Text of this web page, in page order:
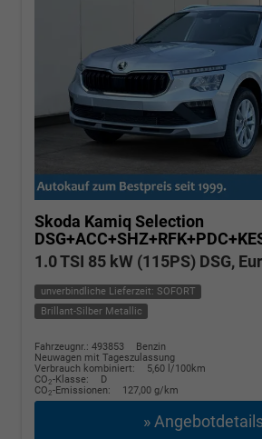
Skoda Kamiq Selection
1.0 TSI 85 kW (115PS) DSG,
unverbindliche Lieferzeit: SOFORT
Brillant-Silber Metallic
Fahrzeugnr.: 493853
Benzin
Neuwagen mit Tageszulassung
Verbrauch kombiniert:
5,60 l/100km
CO2-Klasse:
D
CO2-Emissionen: 127,00 g/km
»